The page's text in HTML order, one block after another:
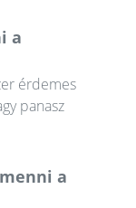
a
érdemes
panasz
a